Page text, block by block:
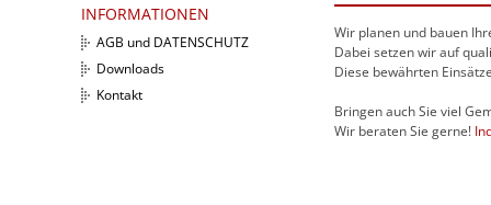
INFORMATIONEN
AGB und DATENSCHUTZ
Downloads
Kontakt
Wir planen und bauen
Dabei setzen wir auf
Diese bewährten
Bringen auch Sie viel
Wir beraten Sie gerne!